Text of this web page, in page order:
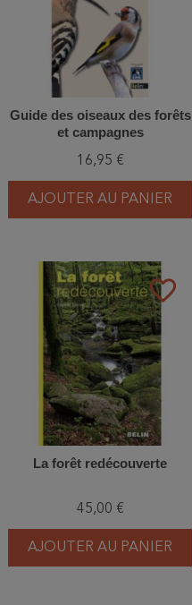
Guide des oiseaux des forêts
et campagnes
16,95 €
AJOUTER AU PANIER
favorite_border
La forêt redécouverte
45,00 €
AJOUTER AU PANIER